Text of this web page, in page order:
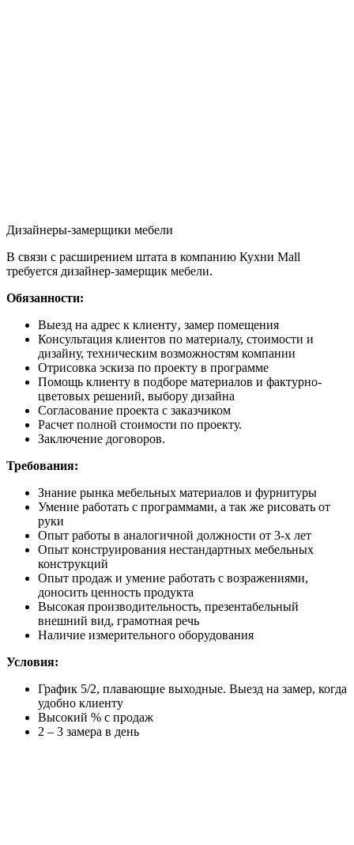
Дизайнеры-замерщики мебели
В связи с расширением штата в компанию Кухни Mall
требуется дизайнер-замерщик мебели.
Обязанности:
Выезд на адрес к клиенту‚ замер помещения
Консультация клиентов по материалу, стоимости и
дизайну, техническим возможностям компании
Отрисовка эскиза по проекту в программе
Помощь клиенту в подборе материалов и фактурно-
цветовых решений, выбору дизайна
Согласование проекта с заказчиком
Расчет полной стоимости по проекту.
Заключение договоров.
Требования:
Знание рынка мебельных материалов и фурнитуры
Умение работать с программами, а так же рисовать от
руки
Опыт работы в аналогичной должности от 3-х лет
Опыт конструирования нестандартных мебельных
конструкций
Опыт продаж и умение работать с возражениями,
доносить ценность продукта
Высокая производительность, презентабельный
внешний вид, грамотная речь
Наличие измерительного оборудования
Условия:
График 5/2, плавающие выходные. Выезд на замер, когда
удобно клиенту
Высокий % с продаж
2 – 3 замера в день